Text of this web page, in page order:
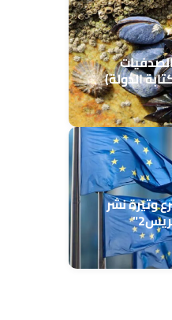
الدولة)
وتيرة نشر